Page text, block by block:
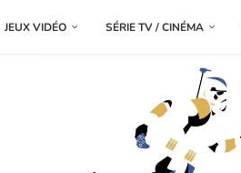
JEUX VIDÉO SÉRIE TV / CINÉMA